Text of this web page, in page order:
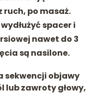
ruch, po masaż.
spacer i
nawet do 3
są nasilone.
sekwencji objawy
lub zawroty głowy,